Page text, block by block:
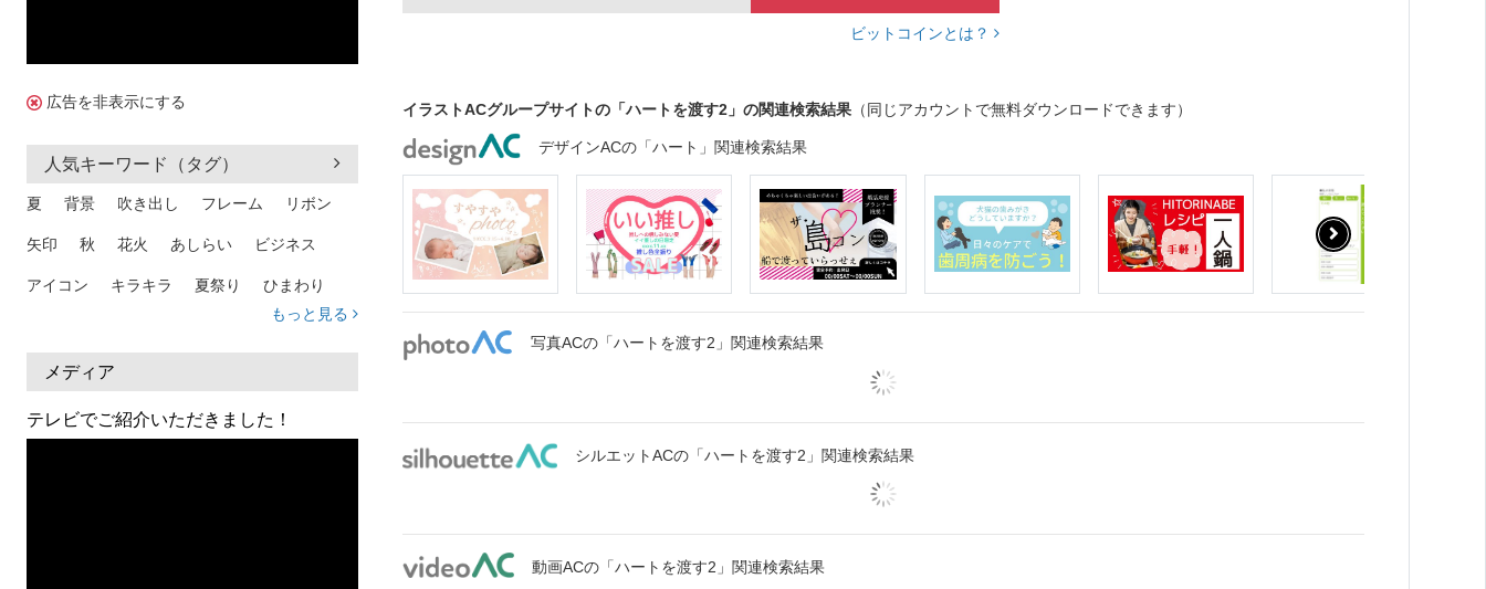
広告を非表示にする
人気キーワード（タグ）
夏 背景 吹き出し フレーム リボン
矢印 秋 花火 あしらい ビジネス
アイコン キラキラ 夏祭り ひまわり
熱中症
人物 暑中見舞い
日本地図 海
もっと見る
メディア
テレビでご紹介いただきました！
ビットコインとは？
イラストACグループサイトの「ハートを渡す2」の関連検索結果 （同じアカウントで無料ダウンロードできます）
デザインACの「ハート」関連検索結果
写真ACの「ハートを渡す2」関連検索結果
シルエットACの「ハートを渡す2」関連検索結果
動画ACの「ハートを渡す2」関連検索結果